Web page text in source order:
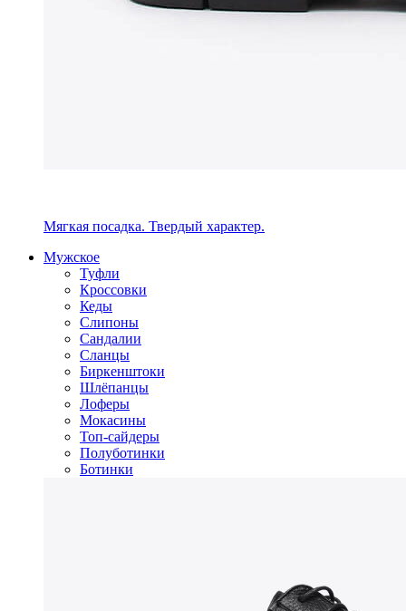
Мягкая посадка. Твердый характер.
Мужское
Туфли
Кроссовки
Кеды
Слипоны
Сандалии
Сланцы
Биркенштоки
Шлёпанцы
Лоферы
Мокасины
Топ-сайдеры
Полуботинки
Ботинки